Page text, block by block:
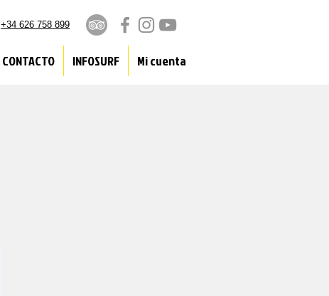
+34 626 758 899
CONTACTO INFOSURF Mi cuenta